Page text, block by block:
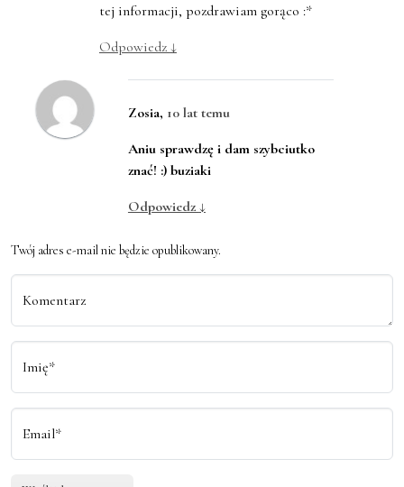
tej informacji, pozdrawiam gorąco :*
Odpowiedz ↓
Zosia, 10 lat temu
Aniu sprawdzę i dam szybciutko
znać! :) buziaki
Odpowiedz ↓
Twój adres e-mail nie będzie opublikowany.
Komentarz
Imię*
Email*